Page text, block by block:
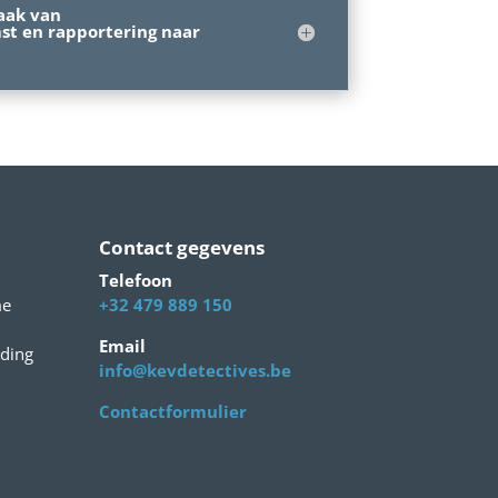
van
en rapportering naar
Contact gegevens
Telefoon
+32 479 889 150
Email
info@kevdetectives.be
Contactformulier